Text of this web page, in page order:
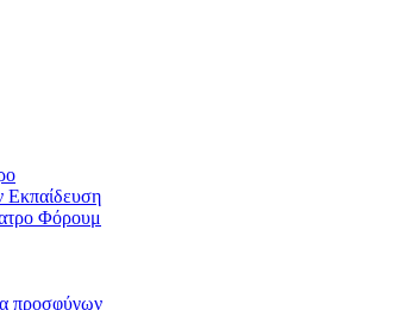
Εκπαίδευση
Φόρουμ
προσφύγων